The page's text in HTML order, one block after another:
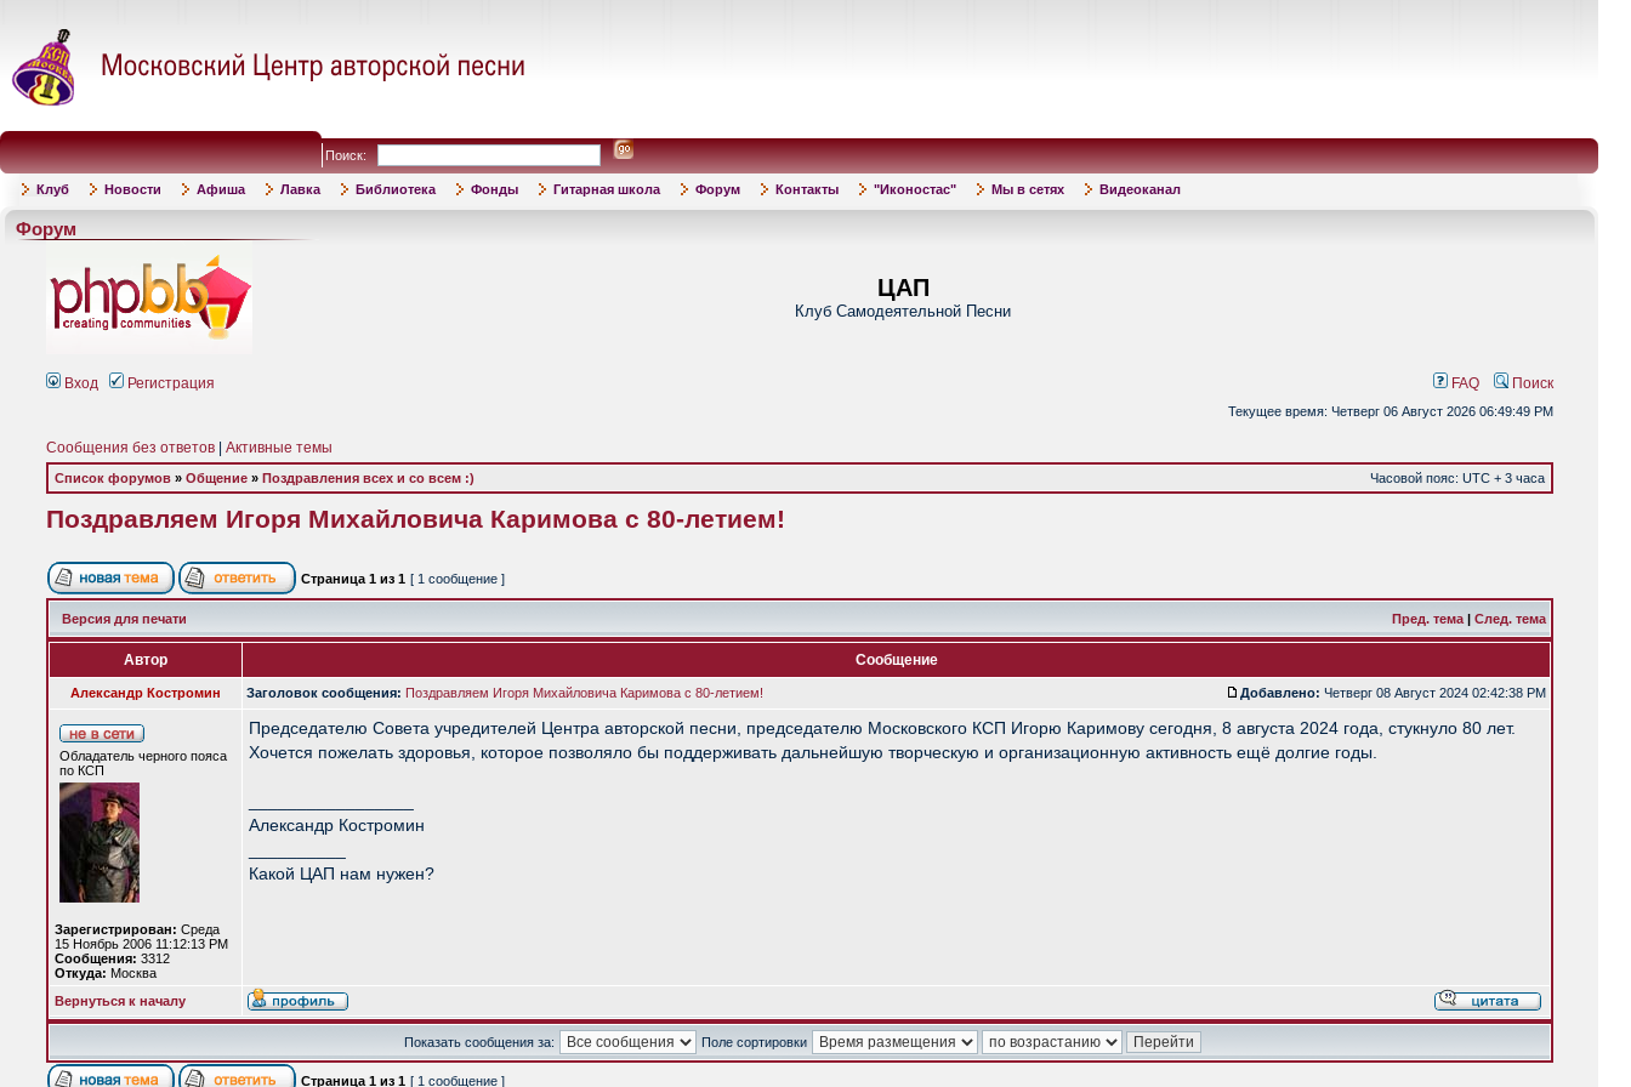
Поиск:
Клуб Новости Афиша Лавка Библиотека Фонды Гитарная школа Форум Контакты "Иконостас" Мы в сетях Видеоканал
Форум
ЦАП
Клуб Самодеятельной Песни
Вход Регистрация FAQ Поиск
Текущее время: Четверг 06 Август 2026 06:49:49 PM
Сообщения без ответов Активные темы
Список форумов » Общение » Поздравления всех и со всем :) Часовой пояс: UTC + 3 часа
Поздравляем Игоря Михайловича Каримова с 80-летием!
Страница 1 из 1 [ 1 сообщение ]
Версия для печати Пред. тема | След. тема
Автор Сообщение
Александр Костромин Заголовок сообщения: Поздравляем Игоря Михайловича Каримова с 80-летием! Добавлено: Четверг 08 Август 2024 02:42:38 PM
Обладатель черного пояса
по КСП
Зарегистрирован: Среда
15 Ноябрь 2006 11:12:13 PM
Сообщения: 3312
Откуда: Москва
Председателю Совета учредителей Центра авторской песни, председателю Московского КСП Игорю Каримову сегодня, 8 августа 2024 года, стукнуло 80 лет.
Хочется пожелать здоровья, которое позволяло бы поддерживать дальнейшую творческую и организационную активность ещё долгие годы.
Александр Костромин
Какой ЦАП нам нужен?
Вернуться к началу
Показать сообщения за: Поле сортировки
Страница 1 из 1 [ 1 сообщение ]